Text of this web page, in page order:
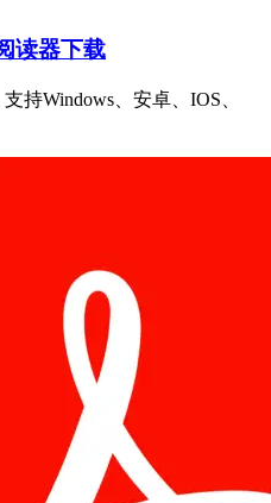
读器下载
持Windows、安卓、IOS、